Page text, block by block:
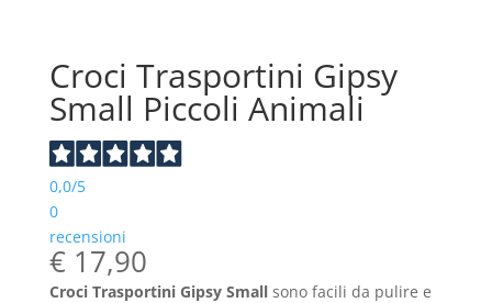
Croci Trasportini Gipsy
Small Piccoli Animali
0,0/5
0
recensioni
€17,90
Croci Trasportini Gipsy Smallsono facili da pulire e